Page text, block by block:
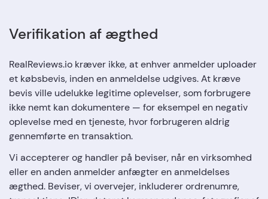
Verifikation af ægthed
RealReviews.io kræver ikke, at enhver anmelder uploader
et købsbevis, inden en anmeldelse udgives. At kræve
bevis ville udelukke legitime oplevelser, som forbrugere
ikke nemt kan dokumentere — for eksempel en negativ
oplevelse med en tjeneste, hvor forbrugeren aldrig
gennemførte en transaktion.
Vi accepterer og handler på beviser, når en virksomhed
eller en anden anmelder anfægter en anmeldelses
ægthed. Beviser, vi overvejer, inkluderer ordrenumre,